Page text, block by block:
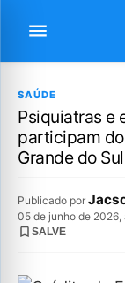
SAÚDE
Psiquiatras e
participam
Grande do Sul
Publicado por
05 de junho de 2026,
SALVE